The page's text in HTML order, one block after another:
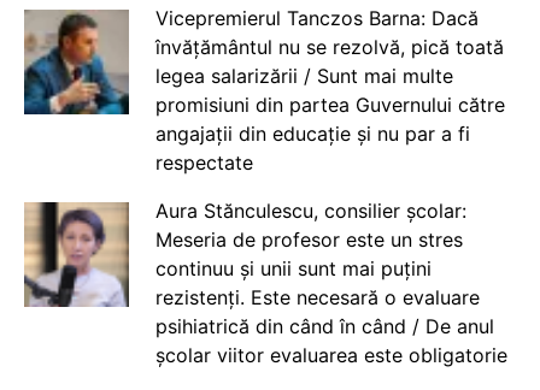
Vicepremierul Tanczos Barna: Dacă
învățământul nu se rezolvă, pică toată
legea salarizării / Sunt mai multe
promisiuni din partea Guvernului către
angajații din educație și nu par a fi
respectate
Aura Stănculescu, consilier școlar:
Meseria de profesor este un stres
continuu și unii sunt mai puțini
rezistenți. Este necesară o evaluare
psihiatrică din când în când / De anul
școlar viitor evaluarea este obligatorie